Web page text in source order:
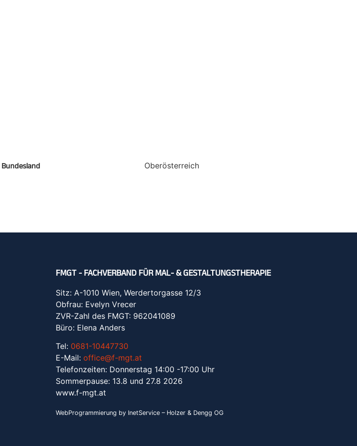
Bundesland Oberösterreich
FMGT - FACHVERBAND FÜR MAL- & GESTALTUNGSTHERAPIE
Sitz: A-1010 Wien, Werdertorgasse 12/3
Obfrau: Evelyn Vrecer
ZVR-Zahl des FMGT: 962041089
Büro: Elena Anders
Tel: 0681-10447730
E-Mail: office@f-mgt.at
Telefonzeiten: Donnerstag 14:00 -17:00 Uhr
Sommerpause: 13.8 und 27.8 2026
www.f-mgt.at
WebProgrammierung by InetService – Holzer & Dengg OG